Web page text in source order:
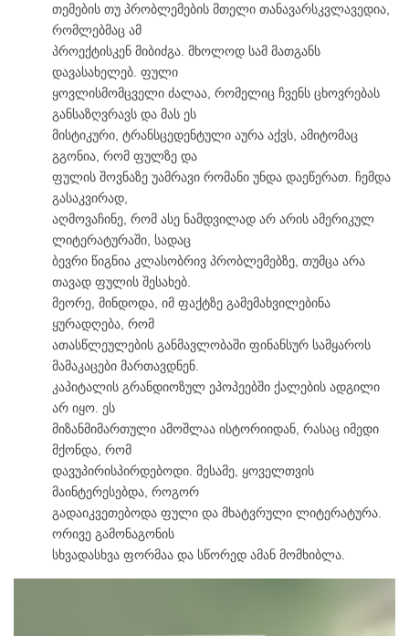
თემების თუ პრობლემების მთელი თანავარსკვლავედია,
რომლებმაც ამ
პროექტისკენ მიბიძგა. მხოლოდ სამ მათგანს
დავასახელებ. ფული
ყოვლისმომცველი ძალაა, რომელიც ჩვენს ცხოვრებას
განსაზღვრავს და მას ეს
მისტიკური, ტრანსცედენტული აურა აქვს, ამიტომაც
გგონია, რომ ფულზე და
ფულის შოვნაზე უამრავი რომანი უნდა დაეწერათ. ჩემდა
გასაკვირად,
აღმოვაჩინე, რომ ასე ნამდვილად არ არის ამერიკულ
ლიტერატურაში, სადაც
ბევრი წიგნია კლასობრივ პრობლემებზე, თუმცა არა
თავად ფულის შესახებ.
მეორე, მინდოდა, იმ ფაქტზე გამემახვილებინა
ყურადღება, რომ
ათასწლეულების განმავლობაში ფინანსურ სამყაროს
მამაკაცები მართავდნენ.
კაპიტალის გრანდიოზულ ეპოპეებში ქალების ადგილი
არ იყო. ეს
მიზანმიმართული ამოშლაა ისტორიიდან, რასაც იმედი
მქონდა, რომ
დავუპირისპირდებოდი. მესამე, ყოველთვის
მაინტერესებდა, როგორ
გადაიკვეთებოდა ფული და მხატვრული ლიტერატურა.
ორივე გამონაგონის
სხვადასხვა ფორმაა და სწორედ ამან მომხიბლა.